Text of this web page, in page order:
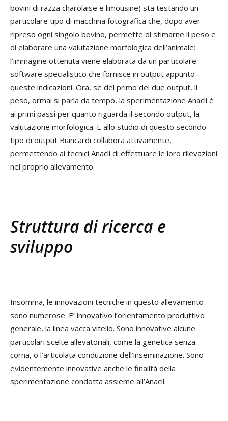
bovini di razza charolaise e limousine) sta testando un
particolare tipo di macchina fotografica che, dopo aver
ripreso ogni singolo bovino, permette di stimarne il peso e
di elaborare una valutazione morfologica dell’animale:
l’immagine ottenuta viene elaborata da un particolare
software specialistico che fornisce in output appunto
queste indicazioni. Ora, se del primo dei due output, il
peso, ormai si parla da tempo, la sperimentazione Anacli è
ai primi passi per quanto riguarda il secondo output, la
valutazione morfologica. E allo studio di questo secondo
tipo di output Biancardi collabora attivamente,
permettendo ai tecnici Anacli di effettuare le loro rilevazioni
nel proprio allevamento.
Struttura di ricerca e
sviluppo
Insomma, le innovazioni tecniche in questo allevamento
sono numerose. E’ innovativo l’orientamento produttivo
generale, la linea vacca vitello. Sono innovative alcune
particolari scelte allevatoriali, come la genetica senza
corna, o l’articolata conduzione dell’inseminazione. Sono
evidentemente innovative anche le finalità della
sperimentazione condotta assieme all’Anacli.